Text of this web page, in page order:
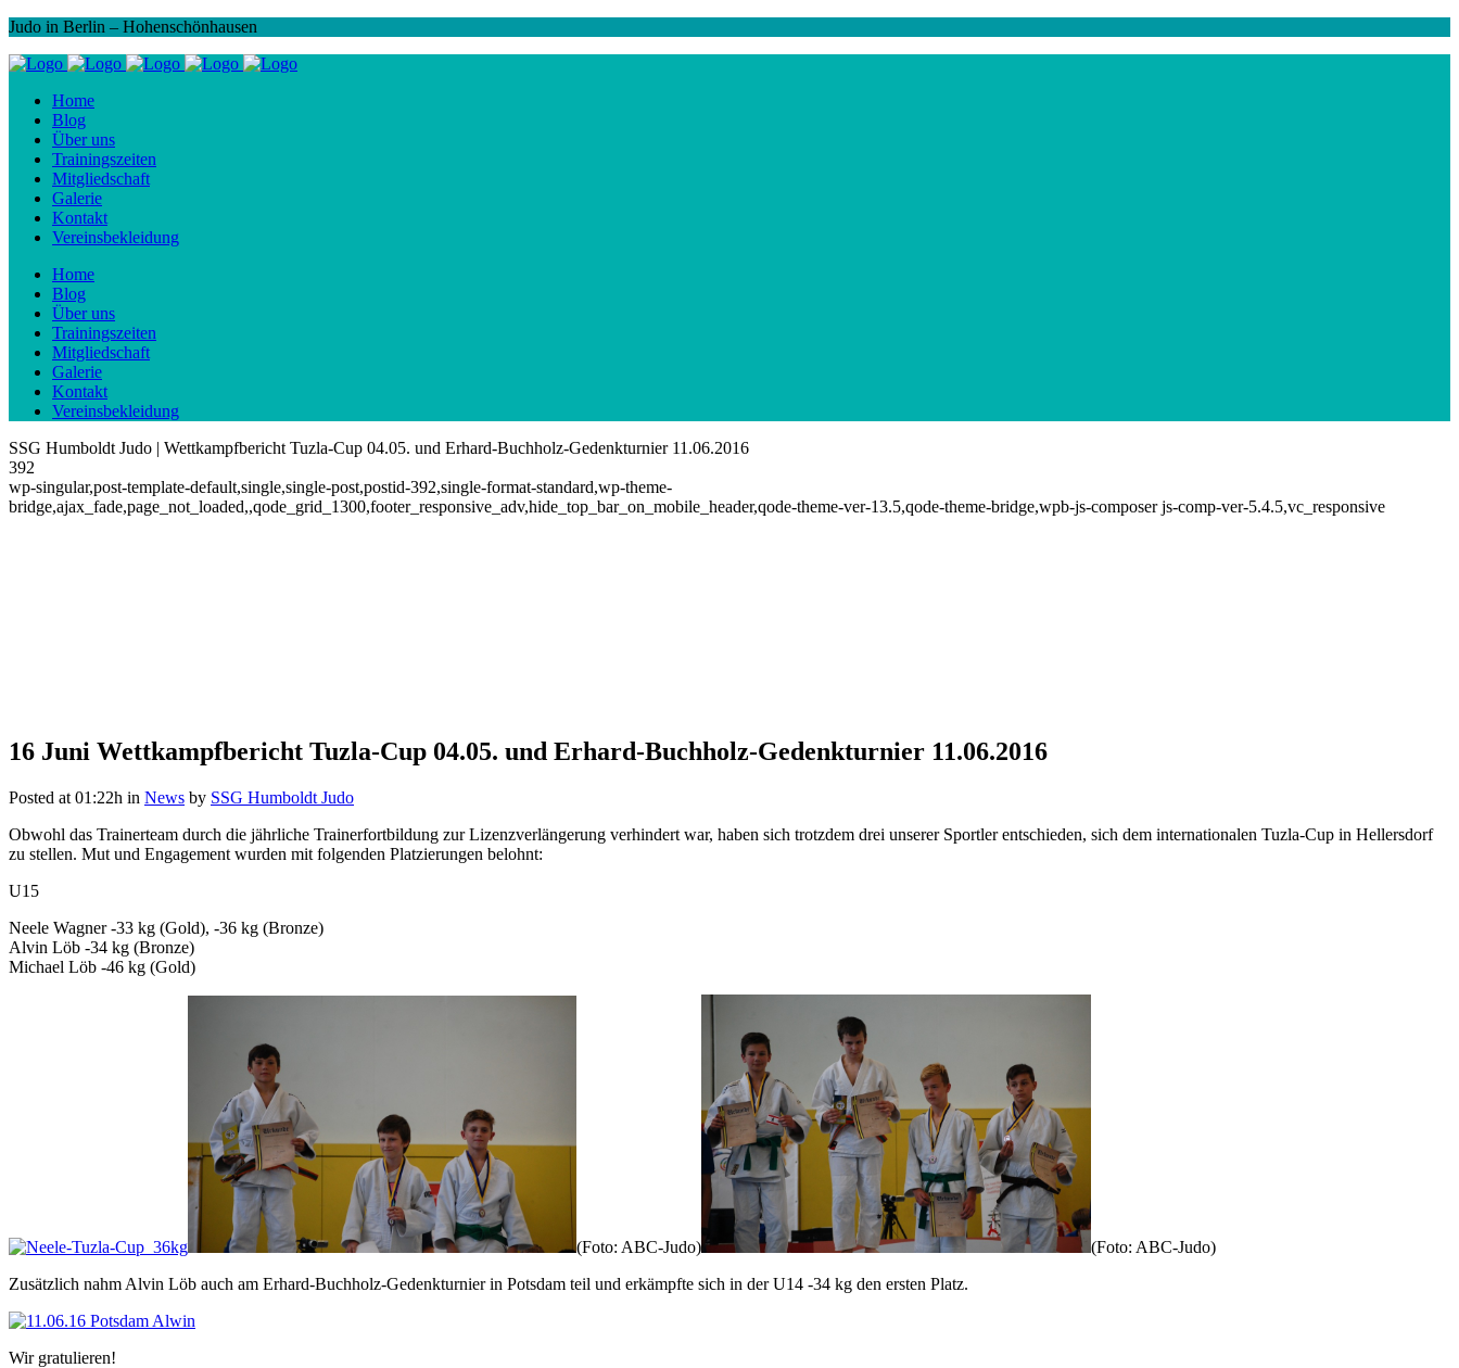
Judo in Berlin – Hohenschönhausen
Home
Blog
Über uns
Trainingszeiten
Mitgliedschaft
Galerie
Kontakt
Vereinsbekleidung
Home
Blog
Über uns
Trainingszeiten
Mitgliedschaft
Galerie
Kontakt
Vereinsbekleidung
SSG Humboldt Judo | Wettkampfbericht Tuzla-Cup 04.05. und Erhard-Buchholz-Gedenkturnier 11.06.2016
392
wp-singular,post-template-default,single,single-post,postid-392,single-format-standard,wp-theme-
bridge,ajax_fade,page_not_loaded,,qode_grid_1300,footer_responsive_adv,hide_top_bar_on_mobile_header,qode-theme-ver-13.5,qode-theme-bridge,wpb-js-composer js-comp-ver-5.4.5,vc_responsive
Wettkampfbericht Tuzla-Cup 04.05. und Erhard-Buchholz-Gedenkturnier 11.06.2016
16 Juni Wettkampfbericht Tuzla-Cup 04.05. und Erhard-Buchholz-Gedenkturnier 11.06.2016
Posted at 01:22h in News by SSG Humboldt Judo
Obwohl das Trainerteam durch die jährliche Trainerfortbildung zur Lizenzverlängerung verhindert war, haben sich trotzdem drei unserer Sportler entschieden, sich dem internationalen Tuzla-Cup in Hellersdorf
zu stellen. Mut und Engagement wurden mit folgenden Platzierungen belohnt:
U15
Neele Wagner -33 kg (Gold), -36 kg (Bronze)
Alvin Löb -34 kg (Bronze)
Michael Löb -46 kg (Gold)
(Foto: ABC-Judo)
(Foto: ABC-Judo)
Zusätzlich nahm Alvin Löb auch am Erhard-Buchholz-Gedenkturnier in Potsdam teil und erkämpfte sich in der U14 -34 kg den ersten Platz.
Wir gratulieren!